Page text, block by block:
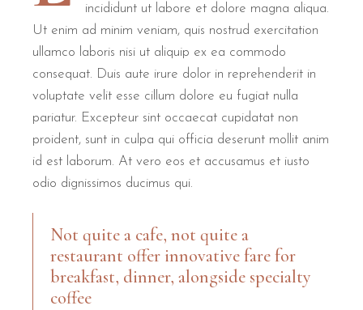
B&B Il Villino Torre Dell'Orso offers professional service
incididunt ut labore et dolore magna aliqua.
Ut enim ad minim veniam, quis nostrud exercitation
ullamco laboris nisi ut aliquip ex ea commodo
consequat. Duis aute irure dolor in reprehenderit in
voluptate velit esse cillum dolore eu fugiat nulla
pariatur. Excepteur sint occaecat cupidatat non
proident, sunt in culpa qui officia deserunt mollit anim
id est laborum. At vero eos et accusamus et iusto
odio dignissimos ducimus qui.
Not quite a cafe, not quite a
restaurant offer innovative fare for
breakfast, dinner, alongside specialty
coffee